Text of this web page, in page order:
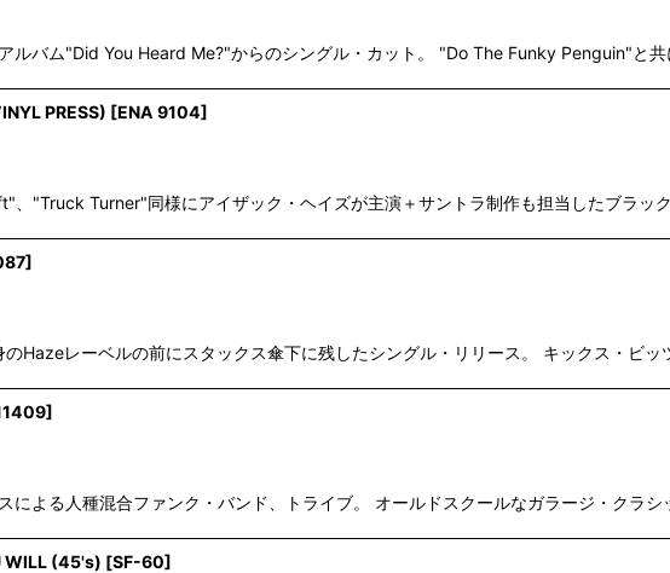
ルバム"Did You Heard Me?"からのシングル・カット。 "Do The Funky Penguin"と
PRESS) [ENA 9104]
、"Truck Turner"同様にアイザック・ヘイズが主演＋サントラ制作も担当したブラッ
]
Hazeレーベルの前にスタックス傘下に残したシングル・リリース。 キックス・ビ
]
による人種混合ファンク・バンド、トライブ。 オールドスクールなガラージ・クラ
WILL (45's) [SF-60]